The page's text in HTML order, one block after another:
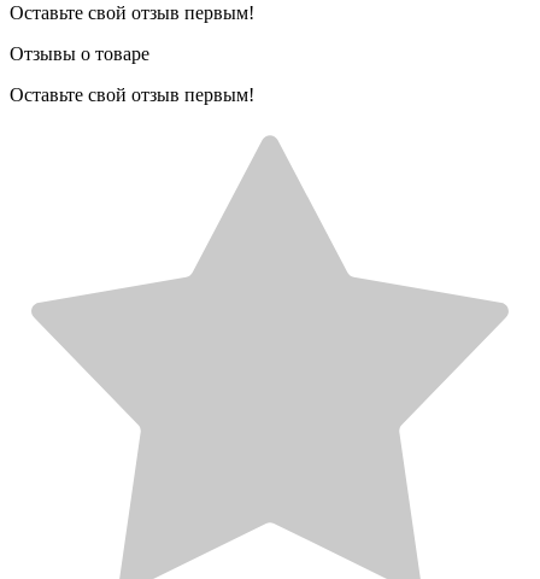
Оставьте свой отзыв первым!
Отзывы о товаре
Оставьте свой отзыв первым!